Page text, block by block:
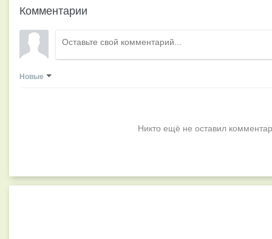
Комментарии
Новые
Никто ещё не оставил